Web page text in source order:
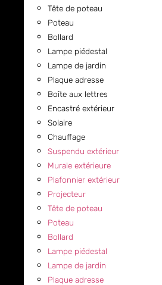
Tête de poteau
Poteau
Bollard
Lampe piédestal
Lampe de jardin
Plaque adresse
Boîte aux lettres
Encastré extérieur
Solaire
Chauffage
Suspendu extérieur
Murale extérieure
Plafonnier extérieur
Projecteur
Tête de poteau
Poteau
Bollard
Lampe piédestal
Lampe de jardin
Plaque adresse